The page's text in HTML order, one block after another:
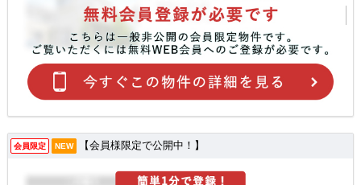
会員限定 NEW 【会員様限定で公開中！】